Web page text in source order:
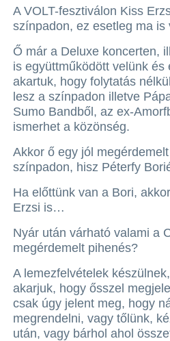
A VOLT-fesztiválon Kiss
színpadon, ez esetleg ma is
Ő már a Deluxe koncerten,
is együttműködött velünk
akartuk, hogy folytatás
lesz a színpadon illetve
Sumo Bandből, az ex-
ismerhet a közönség.
Akkor ő egy jól
színpadon, hisz Péterfy
Ha előttünk van a Bori,
Erzsi is…
Nyár után várható valami a
megérdemelt pihenés?
A lemezfelvételek
akarjuk, hogy ősszel
csak úgy jelent meg, hogy
megrendelni, vagy tőlünk,
után, vagy bárhol ahol